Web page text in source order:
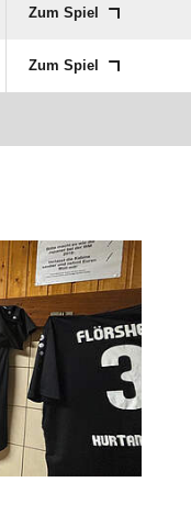
Zum Spiel
Zum Spiel